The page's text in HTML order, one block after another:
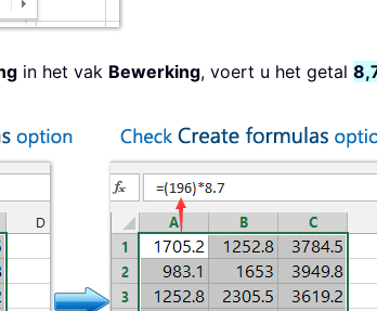
in het vak Bewerking, voert u het getal